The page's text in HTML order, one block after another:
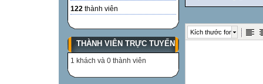
122 thành viên
THÀNH VIÊN TRỰC TUYẾN
1 khách và 0 thành viên
Kích thước font